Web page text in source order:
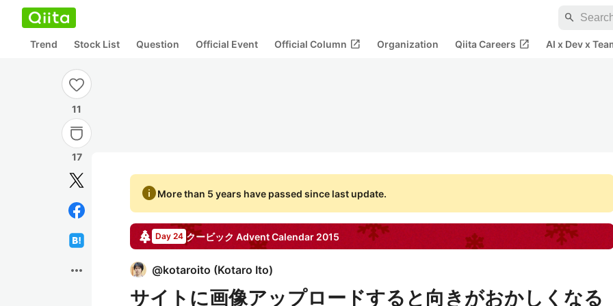
search
Trend Stock List Question Official Event Official Column open_in_new Organization Qiita Careers open_in_new AI x Dev x
11
17
more_horiz
infoMore than 5 years have passed since last update.
Day 24 クービック Advent Calendar 2015
@kotaroito (Kotaro Ito)
サイトに画像アップロードすると向きがおかしくなる